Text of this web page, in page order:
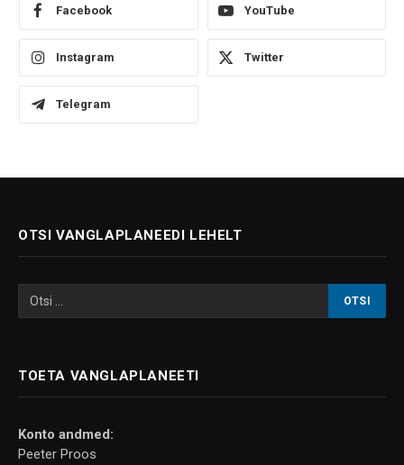
Facebook YouTube
Instagram Twitter
Telegram
OTSI VANGLAPLANEEDI LEHELT
TOETA VANGLAPLANEETI
Konto andmed:
Peeter Proos